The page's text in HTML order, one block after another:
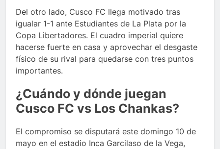
Del otro lado, Cusco FC llega motivado tras
igualar 1-1 ante Estudiantes de La Plata por la
Copa Libertadores. El cuadro imperial quiere
hacerse fuerte en casa y aprovechar el desgaste
físico de su rival para quedarse con tres puntos
importantes.
¿Cuándo y dónde juegan
Cusco FC vs Los Chankas?
El compromiso se disputará este domingo 10 de
mayo en el estadio Inca Garcilaso de la Vega,